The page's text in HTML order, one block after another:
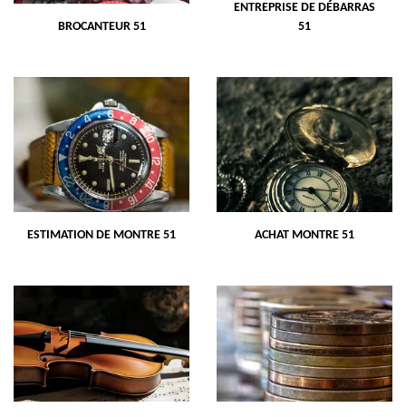
BROCANTEUR 51
ENTREPRISE DE DÉBARRAS
51
ESTIMATION DE MONTRE 51 ACHAT MONTRE 51